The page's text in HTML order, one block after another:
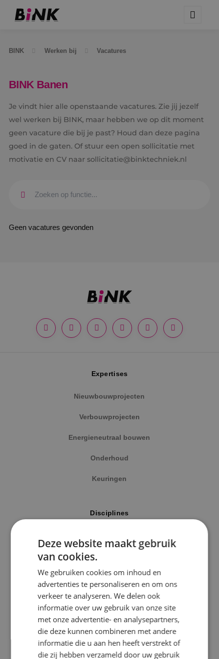
BINK Werken bij Vacatures
Kaatsheuvel
Sprundel
Specialisme
Beveiligingstechniek
Elektrotechniek
Energietechniek
BINK Banen
Je vindt hier alle openstaande vacatures. Zie jij jezelf
wel werken bij BINK, maar hebben we op dit moment
geen vacature die bij je past? Houd dan deze pagina
goed in de gaten. Of stuur een open sollicitatie met
motivatie en CV naar sollicitatie@binktechniek.nl
Geen vacatures gevonden
Expertises
Nieuwbouwprojecten
Verbouwprojecten
Energieneutraal bouwen
Onderhoud
Keuringen
Disciplines
Werktuigbouwkunde
Energietechniek
Beveiligingstechniek
Uitgelicht
Klimaatinstallaties
Deze website maakt gebruik
van cookies.
We gebruiken cookies om inhoud en
advertenties te personaliseren en om ons
verkeer te analyseren. We delen ook
informatie over uw gebruik van onze site
met onze advertentie- en analysepartners,
die deze kunnen combineren met andere
informatie die u aan hen heeft verstrekt of
die zij hebben verzameld door uw gebruik